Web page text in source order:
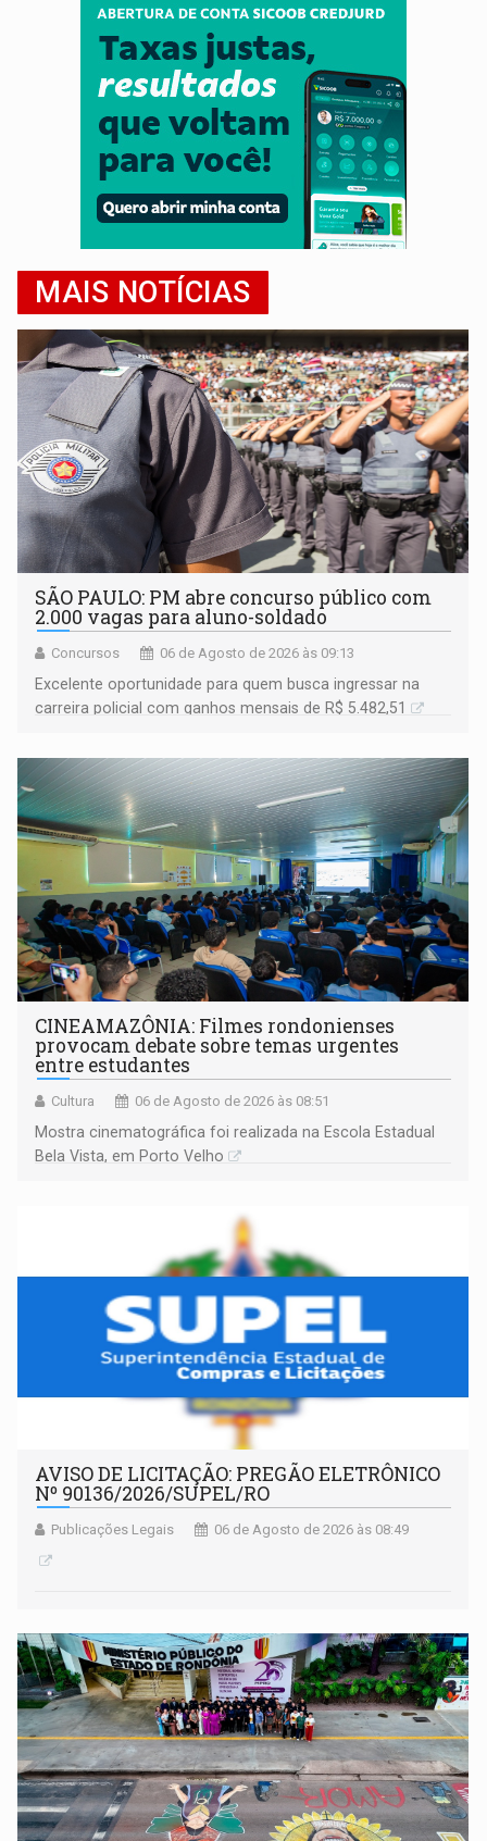
MAIS NOTÍCIAS
SÃO PAULO: PM abre concurso público com
2.000 vagas para aluno-soldado
Concursos 06 de Agosto de 2026 às 09:13
Excelente oportunidade para quem busca ingressar na
carreira policial com ganhos mensais de R$ 5.482,51
CINEAMAZÔNIA: Filmes rondonienses
provocam debate sobre temas urgentes
entre estudantes
Cultura 06 de Agosto de 2026 às 08:51
Mostra cinematográfica foi realizada na Escola Estadual
Bela Vista, em Porto Velho
AVISO DE LICITAÇÃO: PREGÃO ELETRÔNICO
Nº 90136/2026/SUPEL/RO
Publicações Legais 06 de Agosto de 2026 às 08:49